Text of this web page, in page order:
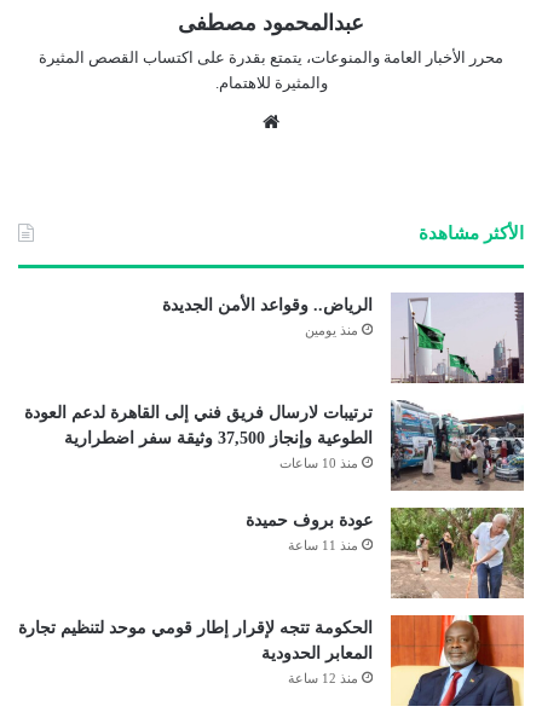
عبدالمحمود مصطفى
محرر الأخبار العامة والمنوعات، يتمتع بقدرة على اكتساب القصص المثيرة
والمثيرة للاهتمام.
الأكثر مشاهدة
الرياض.. وقواعد الأمن الجديدة
منذ يومين
ترتيبات لارسال فريق فني إلى القاهرة لدعم العودة
الطوعية وإنجاز 37,500 وثيقة سفر اضطرارية
منذ 10 ساعات
عودة بروف حميدة
منذ 11 ساعة
الحكومة تتجه لإقرار إطار قومي موحد لتنظيم تجارة
المعابر الحدودية
منذ 12 ساعة